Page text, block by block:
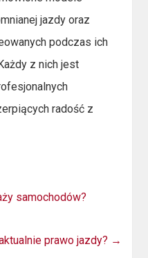
jazdy oraz
podczas ich
z nich jest
radość z
samochodów?
prawo jazdy? →